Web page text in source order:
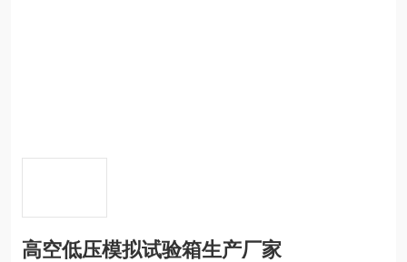
高空低压模拟试验箱生产厂家